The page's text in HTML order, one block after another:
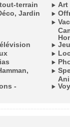
terrain
Art
Jardin
-